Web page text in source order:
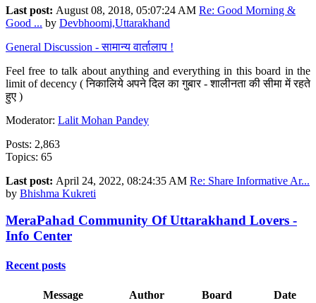
Last post: August 08, 2018, 05:07:24 AM Re: Good Morning &
Good ... by Devbhoomi,Uttarakhand
General Discussion - सामान्य वार्तालाप !
Feel free to talk about anything and everything in this board in the
limit of decency ( निकालिये अपने दिल का गुबार - शालीनता की सीमा में रहते
हुए )
Moderator: Lalit Mohan Pandey
Posts: 2,863
Topics: 65
Last post: April 24, 2022, 08:24:35 AM Re: Share Informative Ar...
by Bhishma Kukreti
MeraPahad Community Of Uttarakhand Lovers -
Info Center
Recent posts
Message Author Board Date